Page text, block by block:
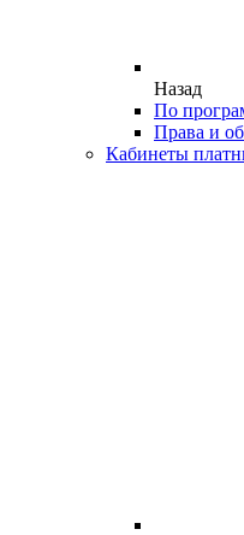
Назад
По
Права и
Кабинеты